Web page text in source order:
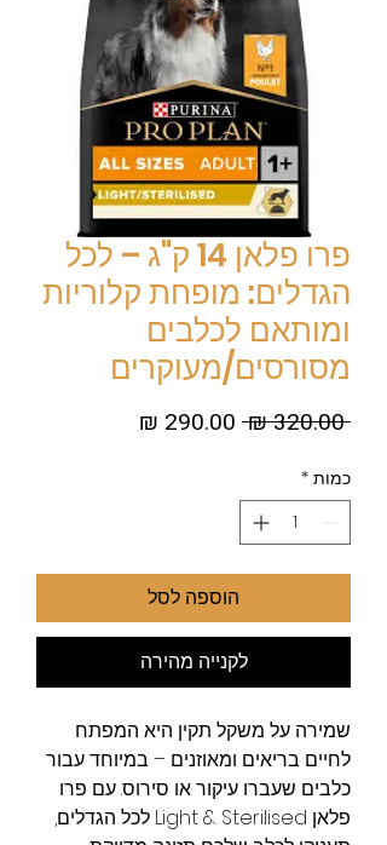
פרו פלאן 14 ק"ג – לכל
הגדלים: מופחת קלוריות
ומותאם לכלבים
מסורסים/מעוקרים
‏320.00 ‏₪
מחיר
כמות *
הוספה לסל
לקנייה מהירה
שמירה על משקל תקין היא המפתח
לחיים בריאים ומאוזנים – במיוחד עבור
כלבים שעברו עיקור או סירוס. עם פרו
פלאן Light & Sterilised לכל הגדלים,